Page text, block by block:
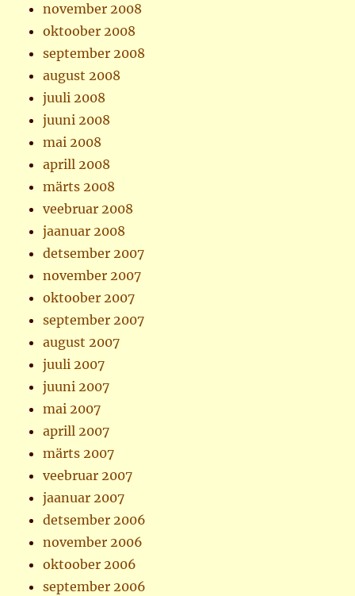
november 2008
oktoober 2008
september 2008
august 2008
juuli 2008
juuni 2008
mai 2008
aprill 2008
märts 2008
veebruar 2008
jaanuar 2008
detsember 2007
november 2007
oktoober 2007
september 2007
august 2007
juuli 2007
juuni 2007
mai 2007
aprill 2007
märts 2007
veebruar 2007
jaanuar 2007
detsember 2006
november 2006
oktoober 2006
september 2006